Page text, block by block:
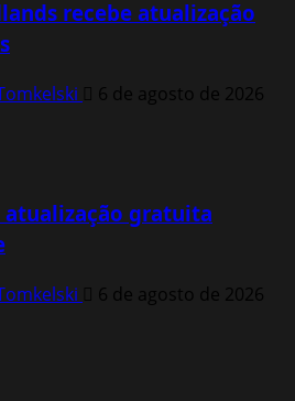
recebe atualização
6 de agosto de 2026
atualização gratuita
6 de agosto de 2026